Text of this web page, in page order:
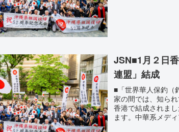
JSN■1月２日
連盟」結成
■「世界華人保釣（
家の間では、知ら
香港で結成されま
ます。中華系メデ